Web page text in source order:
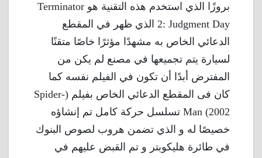
بروزًا الذي استخدم هذه التقنية هو Terminator
2: Judgment Day الذي ظهر في المقطع
الدعائي الخاص به مشهدًا مؤثرًا خاصًا متقنًا
لسيارة يتم تجميعها في مصنع لم يكن من
المفترض أبدًا أن تكون في الفيلم نفسه كما
كان فى المقطع الدعائي الخاص بفيلم (Spider-
Man (2002 تسلسل حركة كامل تم إنشاؤه
خصيصًا له و الذي تضمن هروب لصوص البنوك
في طائرة هليكوبتر و تم القبض عليهم في